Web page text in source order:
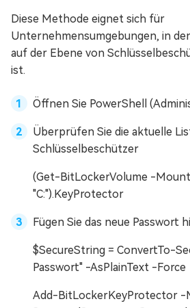
Diese Methode eignet sich für
Unternehmensumgebungen, in
auf der Ebene von
ist.
Öffnen Sie PowerShell
Überprüfen Sie die aktuelle
Schlüsselbeschützer
(Get-BitLockerVolume -
"C:").KeyProtector
Fügen Sie das neue Passwort
$SecureString = ConvertTo-
Passwort" -AsPlainText -Force
Add-BitLockerKeyProtector -